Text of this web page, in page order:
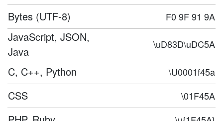
Bytes (UTF-8) F0 9F 91 9A
JavaScript, JSON,
Java
\uD83D\uDC5A
C, C++, Python \U0001f45a
CSS \01F45A